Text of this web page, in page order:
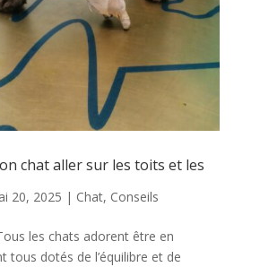
chat aller sur les toits et les
20, 2025 | Chat, Conseils
les chats adorent être en
tous dotés de l’équilibre et de